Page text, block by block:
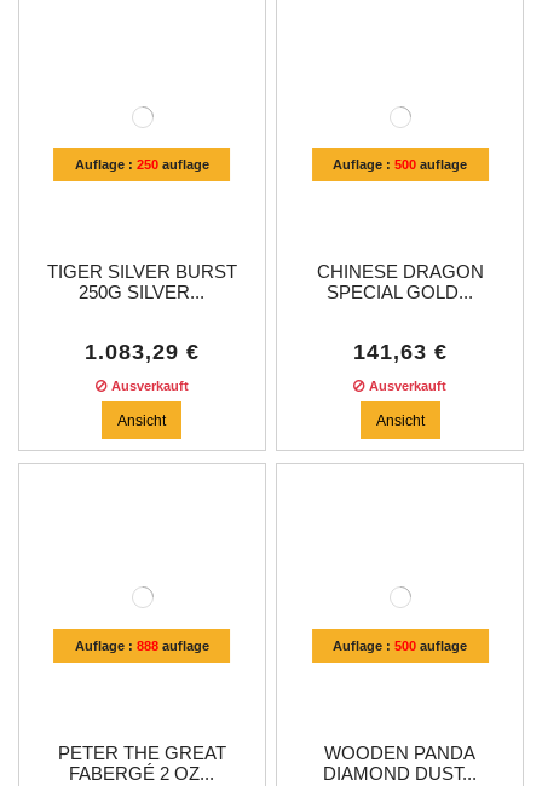
Auflage : 250auflage
TIGER SILVER BURST
250G SILVER...
1.083,29 €
Ausverkauft
Ansicht
Auflage :500 auflage
CHINESE DRAGON
SPECIAL GOLD...
141,63 €
Ausverkauft
Ansicht
Auflage : 888auflage
PETER THE GREAT
FABERGÉ 2 OZ...
Auflage :500 auflage
WOODEN PANDA
DIAMOND DUST...